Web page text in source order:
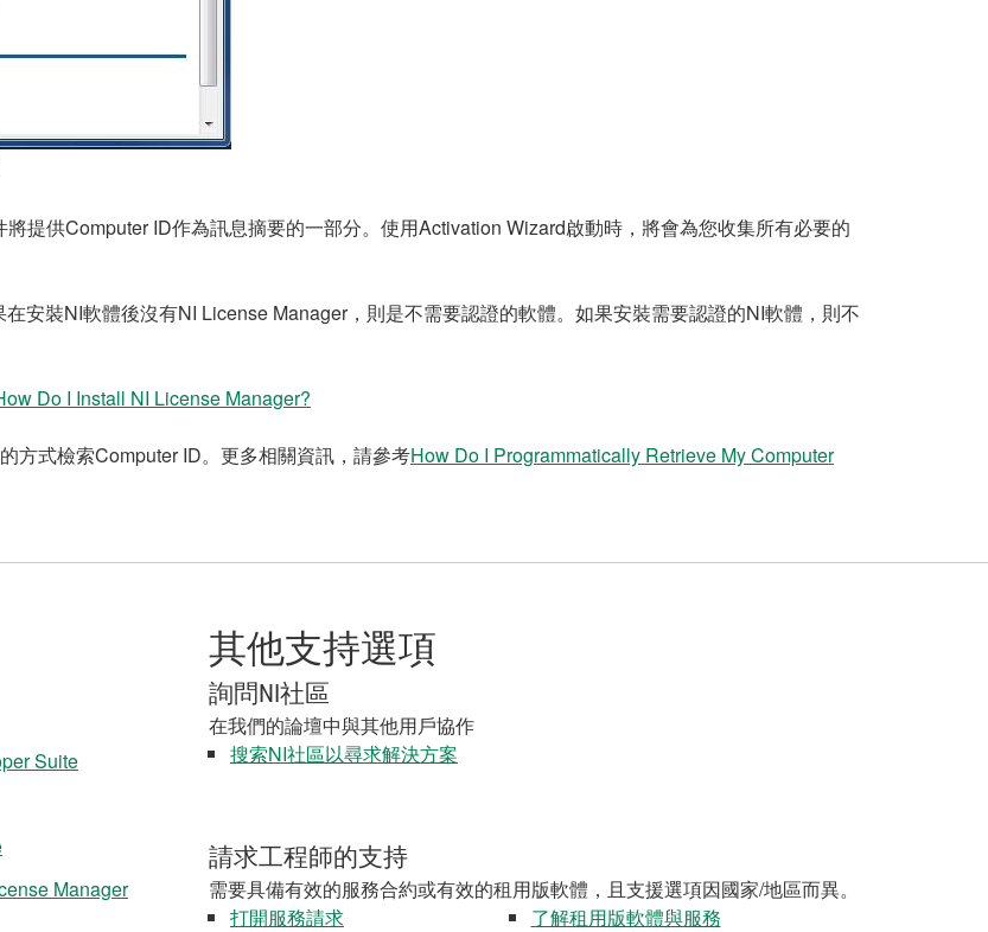
提供Computer ID作為訊息摘要的一部分。使用Activation Wizard啟動時，將會為您收集所有必要的
安裝NI軟體後沒有NI License Manager，則是不需要認證的軟體。如果安裝需要認證的NI軟體，則不
Do I Install NI License Manager?
方式檢索Computer ID。更多相關資訊，請參考How Do I Programmatically Retrieve My Computer
Suite
Manager
其他支持選項
詢問NI社區
在我們的論壇中與其他用戶協作
搜索NI社區以尋求解決方案
請求工程師的支持
需要具備有效的服務合約或有效的租用版軟體，且支援選項因國家/地區而異。
打開服務請求
了解租用版軟體與服務